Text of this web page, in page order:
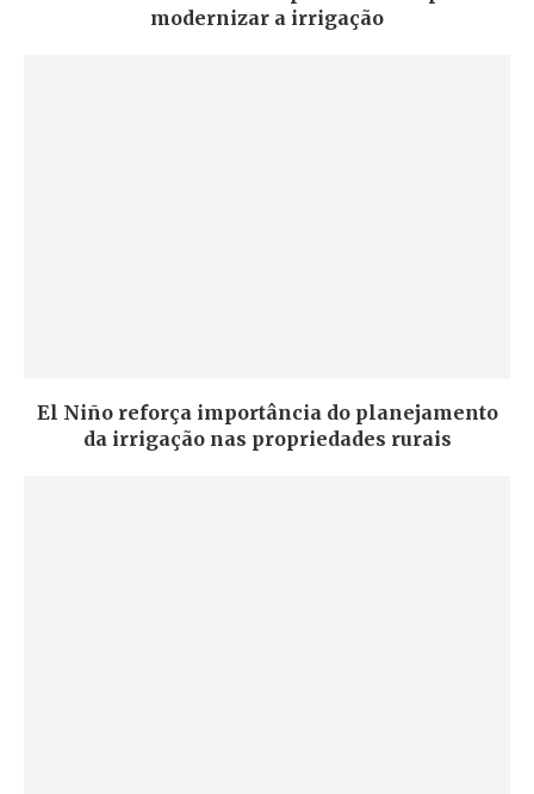
modernizar a irrigação
El Niño reforça importância do planejamento
da irrigação nas propriedades rurais